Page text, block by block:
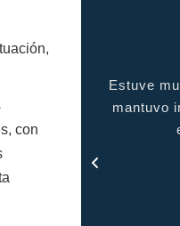
con
me mantuvo
gente de